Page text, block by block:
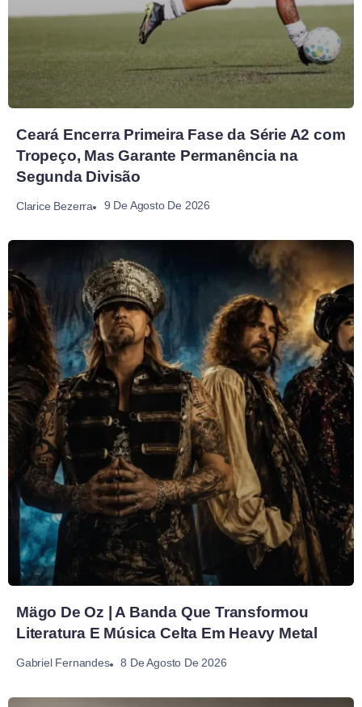
Ceará Encerra Primeira Fase da Série A2 com
Tropeço, Mas Garante Permanência na
Segunda Divisão
Clarice Bezerra 9 De Agosto De 2026
Mägo De Oz | A Banda Que Transformou
Literatura E Música Celta Em Heavy Metal
Gabriel Fernandes 8 De Agosto De 2026